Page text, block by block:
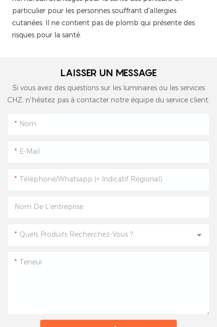
particulier pour les personnes souffrant d'allergies
cutanées. Il ne contient pas de plomb qui présente des
risques pour la santé.
LAISSER UN MESSAGE
Si vous avez des questions sur les luminaires ou les services
CHZ, n'hésitez pas à contacter notre équipe du service client.
Nom
E-Mail
Téléphone/Whatsapp (+ Indicatif Régional)
Nom De L'entreprise
Quels Produits Recherchez-Vous ?
Teneur